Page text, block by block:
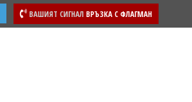
ВАШИЯТ СИГНАЛ ВРЪЗКА С ФЛАГМАН